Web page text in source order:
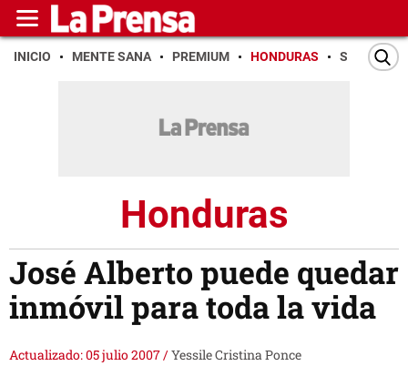
INICIO MENTE SANA PREMIUM HONDURAS SAN PEDRO
Honduras
José Alberto puede quedar
inmóvil para toda la vida
Actualizado: 05 julio 2007/Yessile Cristina Ponce